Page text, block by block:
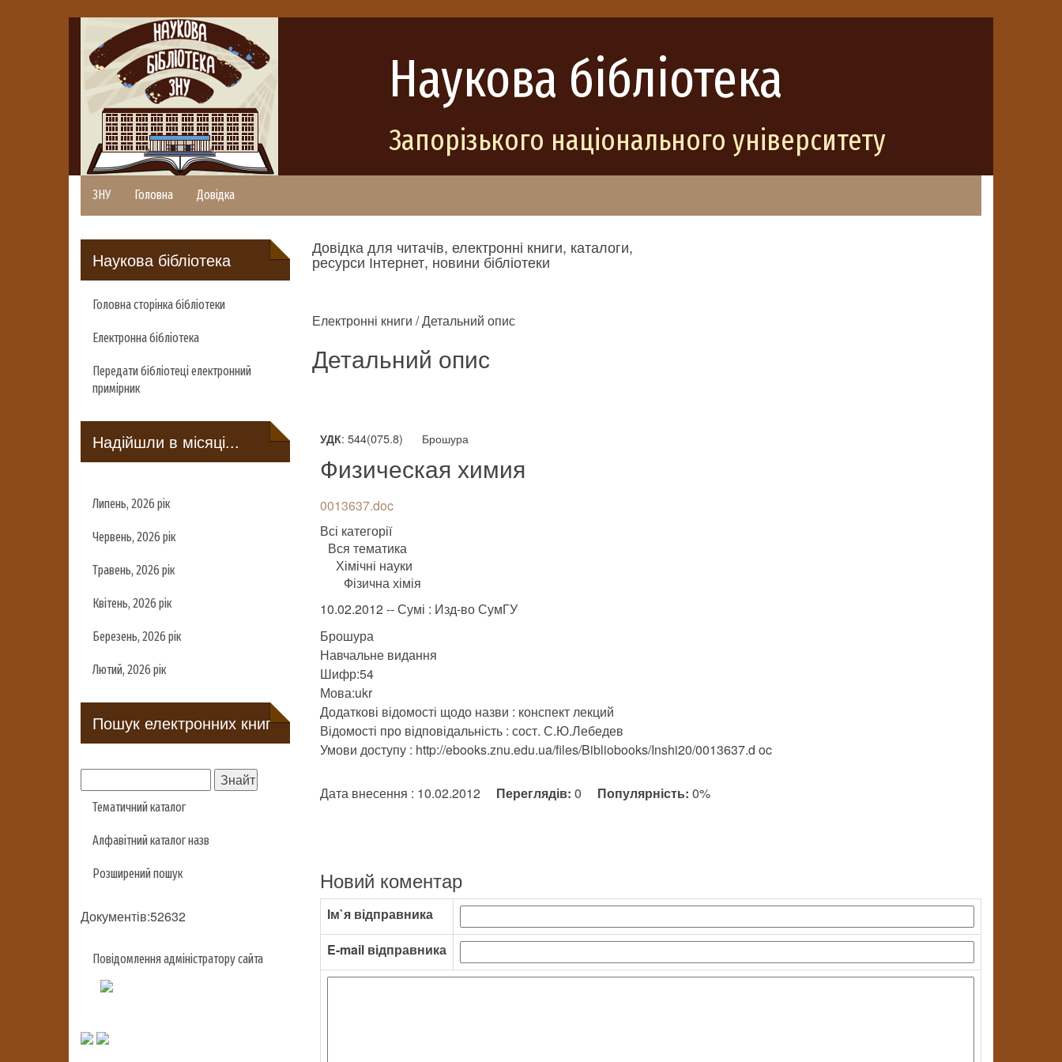
Наукова бібліотека
Запорізького національного університету
ЗНУ Головна Довідка
Наукова бібліотека
Головна сторінка бібліотеки
Електронна бібліотека
Передати бібліотеці електронний
примірник
Надійшли в місяці...
Липень, 2026 рік
Червень, 2026 рік
Травень, 2026 рік
Квітень, 2026 рік
Березень, 2026 рік
Лютий, 2026 рік
Пошук електронних книг
Тематичний каталог
Алфавітний каталог назв
Розширений пошук
Документів:52632
Повідомлення адміністратору сайта
Довідка для читачів, електронні книги, каталоги,
ресурси Інтернет, новини бібліотеки
Електронні книги / Детальний опис
Детальний опис
УДК: 544(075.8) Брошура
Физическая химия
0013637.doc
Всі категорії
Вся тематика
Хімічні науки
Фізична хімія
10.02.2012 -- Сумі : Изд-во СумГУ
Брошура
Навчальне видання
Шифр:54
Мова:ukr
Додаткові відомості щодо назви : конспект лекций
Відомості про відповідальність : сост. С.Ю.Лебедев
Умови доступу : http://ebooks.znu.edu.ua/files/Bibliobooks/Inshi20/0013637.d oc
Дата внесення : 10.02.2012 Переглядів: 0 Популярність: 0%
Новий коментар
Ім`я відправника
E-mail відправника